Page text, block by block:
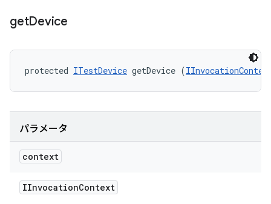
getDevice
protected ITestDevice getDevice (
パラメータ
context
IInvocationContext